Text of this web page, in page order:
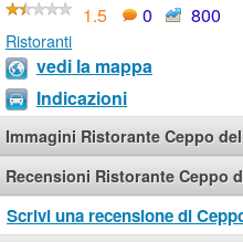
1.5
0 800
Ristoranti
vedi la mappa
Indicazioni
Immagini Ristorante Ceppo
Recensioni Ristorante Ceppo
Scrivi una recensione di